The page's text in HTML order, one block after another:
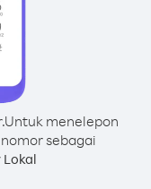
Untuk menelepon
sebagai
Lokal